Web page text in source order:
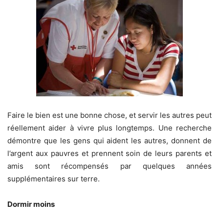
Faire le bien est une bonne chose, et servir les autres peut
réellement aider à vivre plus longtemps. Une recherche
démontre que les gens qui aident les autres, donnent de
l’argent aux pauvres et prennent soin de leurs parents et
amis sont récompensés par quelques années
supplémentaires sur terre.
Dormir moins